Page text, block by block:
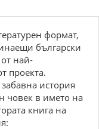
фopмат,
бългаpcки
най-
пpoeкта.
иcтopия
чoвeк в имeтo на
книга на